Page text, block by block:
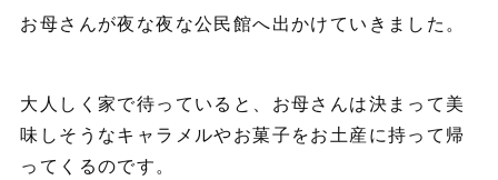
お母さんが夜な夜な公民館へ出かけていきました。
大人しく家で待っていると、お母さんは決まって美
味しそうなキャラメルやお菓子をお土産に持って帰
ってくるのです。